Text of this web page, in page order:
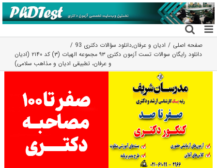
رفتن
به
محتوا
صفحه اصلی ادیان و عرفان,دانلود سؤالات دکتری 93
دانلود رایگان سوالات تست آزمون دکتری ۹۳ مجموعه الهیات (۳) کد ۲۱۴۰ (ادیان
و عرفان، تطبیقی ادیان و مذاهب سلامی)